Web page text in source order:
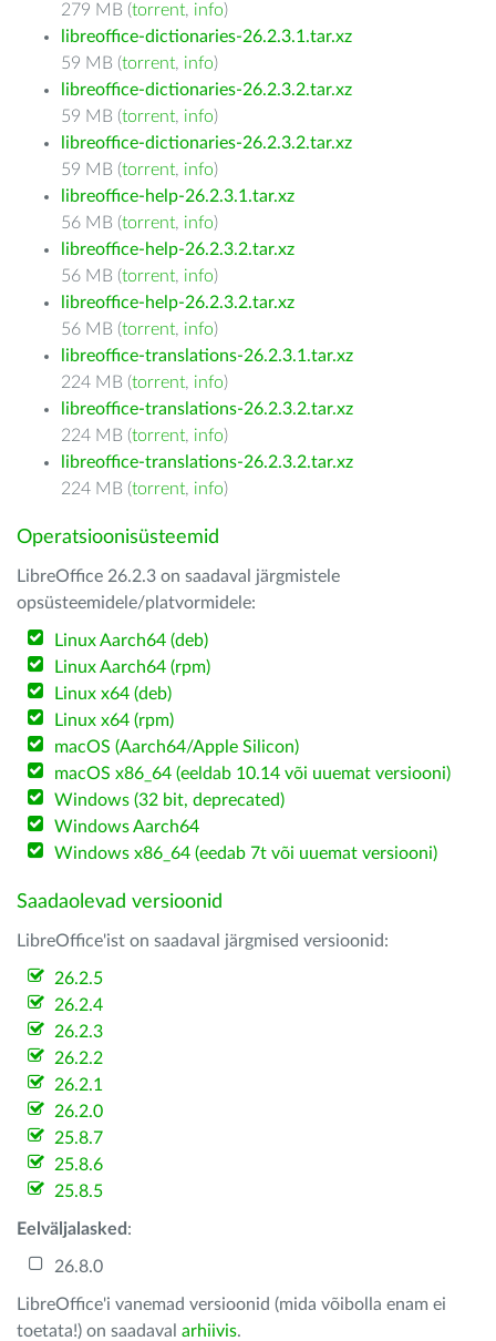
279 MB (torrent, info)
libreoffice-dictionaries-26.2.3.1.tar.xz
59 MB (torrent, info)
libreoffice-dictionaries-26.2.3.2.tar.xz
59 MB (torrent, info)
libreoffice-dictionaries-26.2.3.2.tar.xz
59 MB (torrent, info)
libreoffice-help-26.2.3.1.tar.xz
56 MB (torrent, info)
libreoffice-help-26.2.3.2.tar.xz
56 MB (torrent, info)
libreoffice-help-26.2.3.2.tar.xz
56 MB (torrent, info)
libreoffice-translations-26.2.3.1.tar.xz
224 MB (torrent, info)
libreoffice-translations-26.2.3.2.tar.xz
224 MB (torrent, info)
libreoffice-translations-26.2.3.2.tar.xz
224 MB (torrent, info)
Operatsioonisüsteemid
LibreOffice 26.2.3 on saadaval järgmistele
opsüsteemidele/platvormidele:
Linux Aarch64 (deb)
Linux Aarch64 (rpm)
Linux x64 (deb)
Linux x64 (rpm)
macOS (Aarch64/Apple Silicon)
macOS x86_64 (eeldab 10.14 või uuemat versiooni)
Windows (32 bit, deprecated)
Windows Aarch64
Windows x86_64 (eedab 7t või uuemat versiooni)
Saadaolevad versioonid
LibreOffice'ist on saadaval järgmised versioonid:
26.2.5
26.2.4
26.2.3
26.2.2
26.2.1
26.2.0
25.8.7
25.8.6
25.8.5
Eelväljalasked :
26.8.0
LibreOffice'i vanemad versioonid (mida võibolla enam ei
toetata!) on saadaval arhiivis.